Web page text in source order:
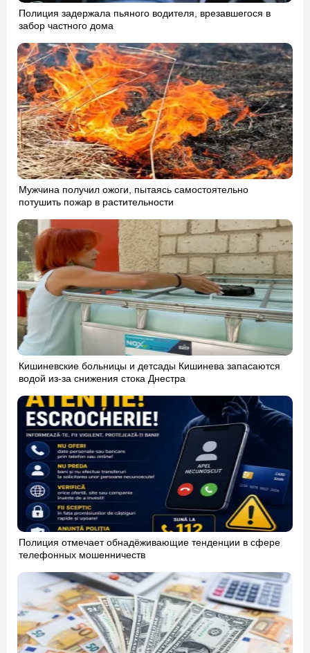
Полиция задержала пьяного водителя, врезавшегося в
забор частного дома
Мужчина получил ожоги, пытаясь самостоятельно
потушить пожар в растительности
Кишиневские больницы и детсады Кишинева запасаются
водой из-за снижения стока Днестра
Полиция отмечает обнадёживающие тенденции в сфере
телефонных мошенничеств